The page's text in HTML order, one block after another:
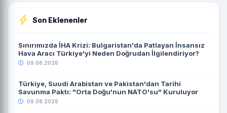
Son Eklenenler
Sınırımızda İHA Krizi: Bulgaristan'da Patlayan İnsansız
Hava Aracı Türkiye'yi Neden Doğrudan İlgilendiriyor?
09.08.2026
Türkiye, Suudi Arabistan ve Pakistan'dan Tarihi
Savunma Paktı: "Orta Doğu'nun NATO'su" Kuruluyor
09.08.2026